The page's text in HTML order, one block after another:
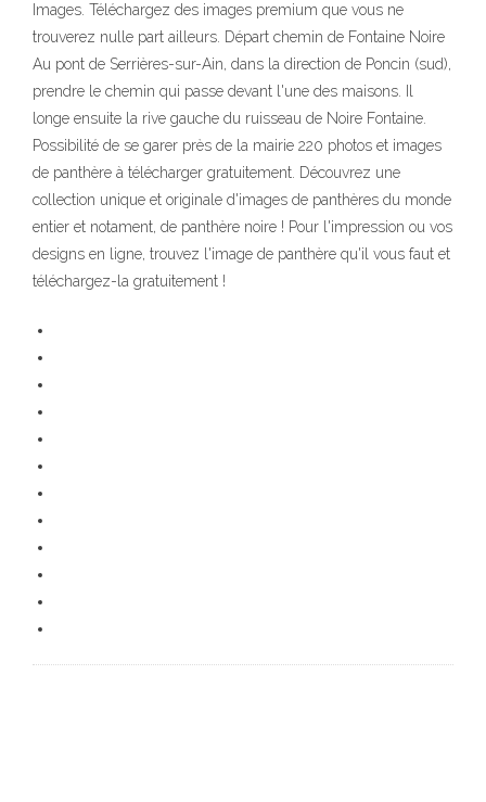
Images. Téléchargez des images premium que vous ne
trouverez nulle part ailleurs. Départ chemin de Fontaine Noire
Au pont de Serrières-sur-Ain, dans la direction de Poncin (sud),
prendre le chemin qui passe devant l'une des maisons. Il
longe ensuite la rive gauche du ruisseau de Noire Fontaine.
Possibilité de se garer près de la mairie 220 photos et images
de panthère à télécharger gratuitement. Découvrez une
collection unique et originale d'images de panthères du monde
entier et notament, de panthère noire ! Pour l'impression ou vos
designs en ligne, trouvez l'image de panthère qu'il vous faut et
téléchargez-la gratuitement !